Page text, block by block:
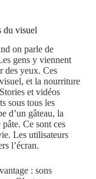
du visuel
on parle de
gens y viennent
des yeux. Ces
et la nourriture
et vidéos
sous tous les
d’un gâteau, la
Ce sont ces
Les utilisateurs
l’écran.
: sons